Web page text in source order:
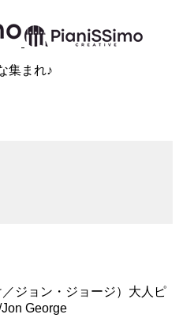
集まれ♪
ジョン・ジョージ）大人ピ
George